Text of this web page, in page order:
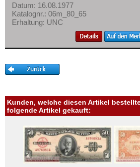
Datum: 16.08.1977
Katalognr.: 06m_80_65
Erhaltung: UNC
Kunden, welche diesen Artikel
folgende Artikel gekauft: